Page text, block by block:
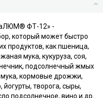
ФТ-12» -
который может быстро
продуктов, как пшеница,
мука, кукуруза, соя,
подсолнечный жмых
кормовые дрожжи,
творога, сыры,
подсолнечное, вино и др.